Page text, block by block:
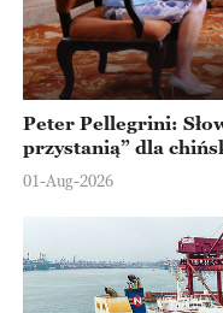
Peter Pellegrini:
przystanią” dla
Europejskiej
01-Aug-2026